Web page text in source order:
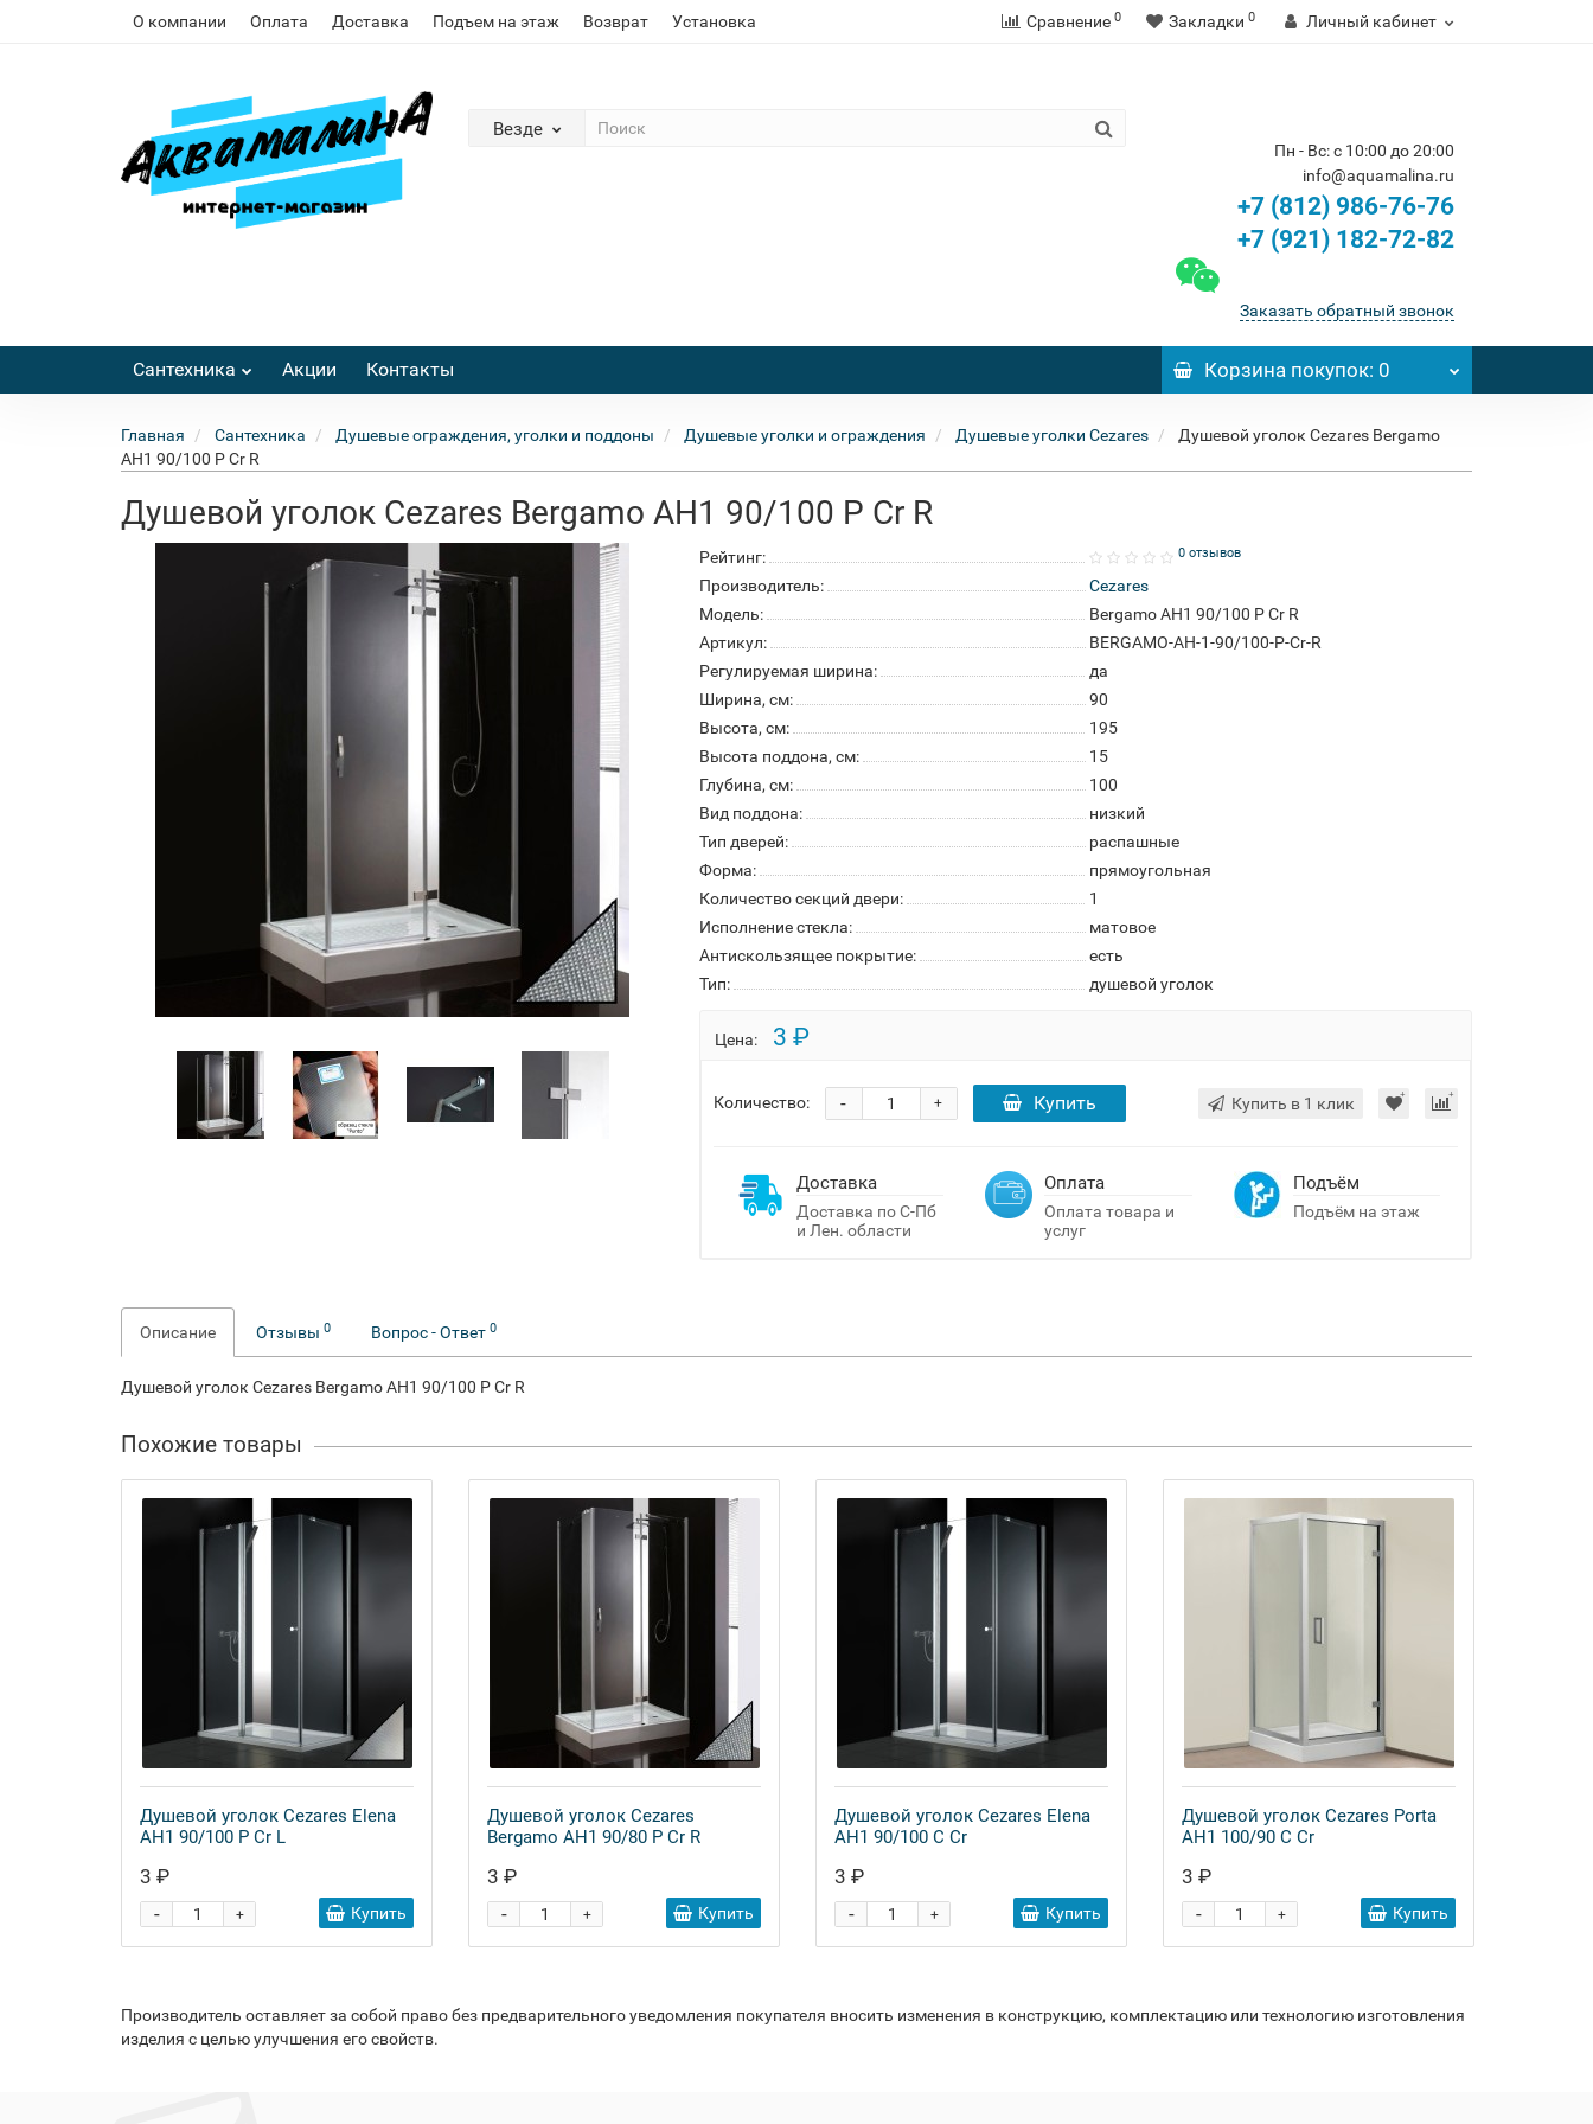
О компании Оплата Доставка Подъем на этаж Возврат Установка Сравнение 0 Закладки 0 Личный кабинет
Везде
Пн - Вс: с 10:00 до 20:00
info@aquamalina.ru
+7 (812) 986-76-76
+7 (921) 182-72-82
Заказать обратный звонок
Сантехника Акции Контакты Корзинапокупок: 0
Главная Сантехника Душевые ограждения, уголки и поддоны Душевые уголки и ограждения Душевые уголки Cezares
Душевой уголок Cezares Bergamo
AH1 90/100 P Cr R
Душевой уголок Cezares Bergamo AH1 90/100 P Cr R
Рейтинг: 0 отзывов
Производитель:
Cezares
Модель:
Bergamo AH1 90/100 P Cr R
Артикул:
BERGAMO-AH-1-90/100-P-Cr-R
Регулируемая ширина:
да
Ширина, см:
90
Высота, см:
195
Высота поддона, см:
15
Глубина, см:
100
Вид поддона:
низкий
Тип дверей:
распашные
Форма:
прямоугольная
Количество секций двери:
1
Исполнение стекла:
матовое
Антискользящее покрытие:
есть
Тип:
душевой уголок
Цена: 3 ₽
Количество: +
- Купить Купить в 1 клик
Доставка
Доставка по С-Пб
и Лен. области
Оплата
Оплата товара и
услуг
Подъём
Подъём на этаж
Описание Отзывы 0 Вопрос - Ответ 0
Душевой уголок Cezares Bergamo AH1 90/100 P Cr R
Похожие товары
Душевой уголок Cezares Elena
AH1 90/100 P Cr L
3 ₽
+
- Купить
Душевой уголок Cezares
Bergamo AH1 90/80 P Cr R
3 ₽
+
- Купить
Душевой уголок Cezares Elena
AH1 90/100 C Cr
3 ₽
+
- Купить
Душевой уголок Cezares Porta
AH1 100/90 C Cr
3 ₽
+
- Купить
Производитель оставляет за собой право без предварительного уведомления покупателя вносить изменения в конструкцию, комплектацию или технологию изготовления
изделия с целью улучшения его свойств.